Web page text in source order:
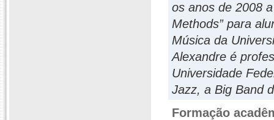
os anos de 2008
Methods” para
Música da
Alexandre é
Universidade
Jazz, a Big Band
Formação